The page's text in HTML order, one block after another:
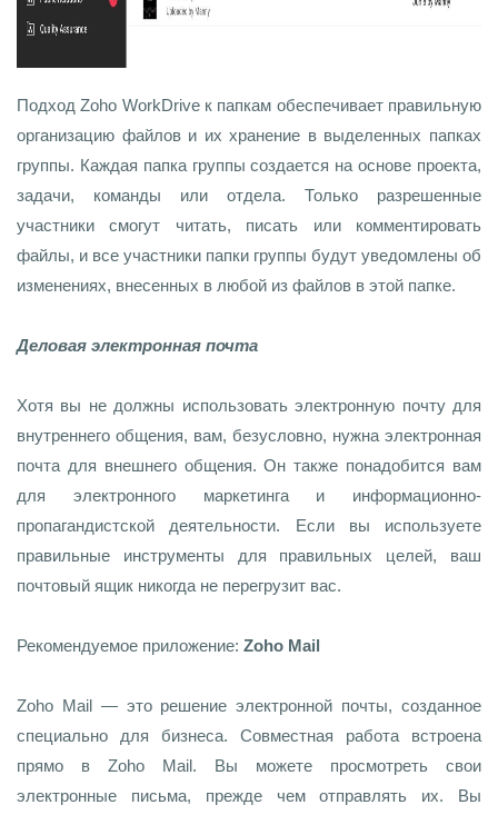
Подход Zoho WorkDrive к папкам обеспечивает правильную
организацию файлов и их хранение в выделенных папках
группы. Каждая папка группы создается на основе проекта,
задачи, команды или отдела. Только разрешенные
участники смогут читать, писать или комментировать
файлы, и все участники папки группы будут уведомлены об
изменениях, внесенных в любой из файлов в этой папке.
Деловая электронная почта
Хотя вы не должны использовать электронную почту для
внутреннего общения, вам, безусловно, нужна электронная
почта для внешнего общения. Он также понадобится вам
для электронного маркетинга и информационно-
пропагандистской деятельности. Если вы используете
правильные инструменты для правильных целей, ваш
почтовый ящик никогда не перегрузит вас.
Рекомендуемое приложение: Zoho Mail
Zoho Mail — это решение электронной почты, созданное
специально для бизнеса. Совместная работа встроена
прямо в Zoho Mail. Вы можете просмотреть свои
электронные письма, прежде чем отправлять их. Вы